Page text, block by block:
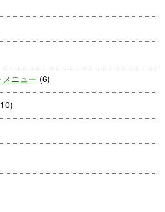
メニュー (6)